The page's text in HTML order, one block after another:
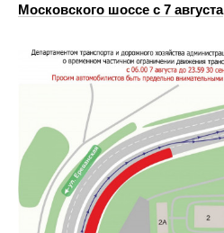
Московского шоссе с 7 августа